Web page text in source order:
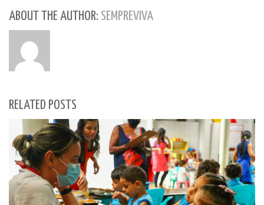
ABOUT THE AUTHOR: SEMPREVIVA
RELATED POSTS